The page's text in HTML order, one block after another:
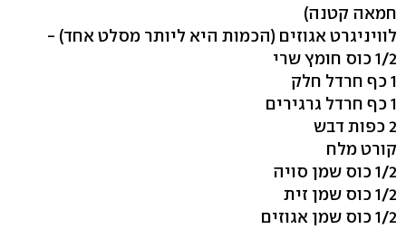
חמאה קטנה)
לוויניגרט אגוזים (הכמות היא ליותר מסלט אחד) -
1/2 כוס חומץ שרי
1 כף חרדל חלק
1 כף חרדל גרגירים
2 כפות דבש
קורט מלח
1/2 כוס שמן סויה
1/2 כוס שמן זית
1/2 כוס שמן אגוזים